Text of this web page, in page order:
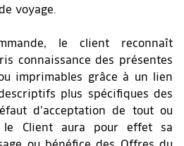
voyage.
le client reconnaît
connaissance des présentes
imprimables grâce à un lien
plus spécifiques des
d’acceptation de tout ou
Client aura pour effet sa